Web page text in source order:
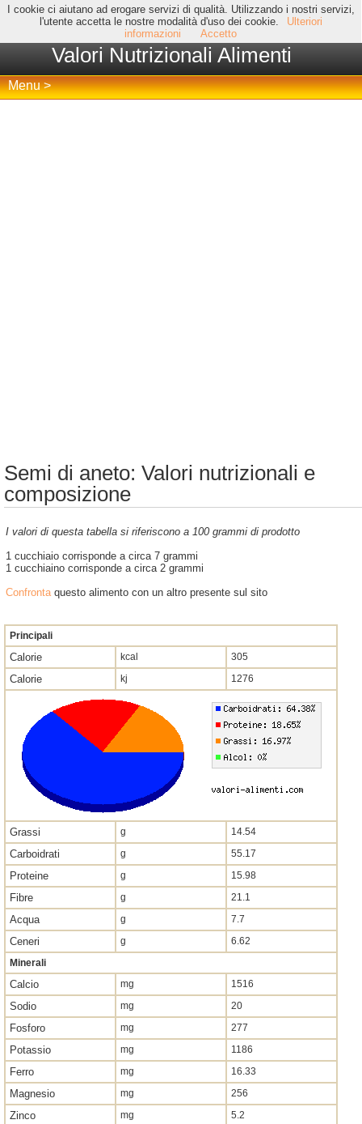
I cookie ci aiutano ad erogare servizi di qualità. Utilizzando i nostri servizi,
l'utente accetta le nostre modalità d'uso dei cookie.
Ulteriori
informazioni
Accetto
Valori Nutrizionali Alimenti
Menu >
Semi di aneto: Valori nutrizionali e
composizione
I valori di questa tabella si riferiscono a 100 grammi di prodotto
1 cucchiaio corrisponde a circa 7 grammi
1 cucchiaino corrisponde a circa 2 grammi
Confrontaquesto alimento con un altro presente sul sito
Principali
Calorie kcal 305
Calorie kj 1276
Grassi g 14.54
Carboidrati g 55.17
Proteine g 15.98
Fibre g 21.1
Acqua g 7.7
Ceneri g
6.62
Minerali
Calcio mg 1516
Sodio mg 20
Fosforo mg 277
Potassio mg 1186
Ferro mg 16.33
Magnesio mg 256
Zinco mg 5.2